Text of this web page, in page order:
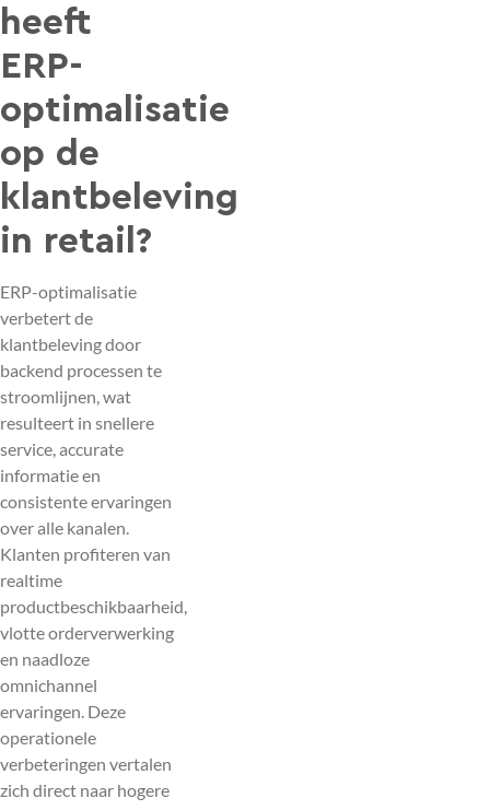
heeft
ERP-
optimalisatie
op de
klantbeleving
in retail?
ERP-optimalisatie
verbetert de
klantbeleving door
backend processen te
stroomlijnen, wat
resulteert in snellere
service, accurate
informatie en
consistente ervaringen
over alle kanalen.
Klanten profiteren van
realtime
productbeschikbaarheid,
vlotte orderverwerking
en naadloze
omnichannel
ervaringen. Deze
operationele
verbeteringen vertalen
zich direct naar hogere